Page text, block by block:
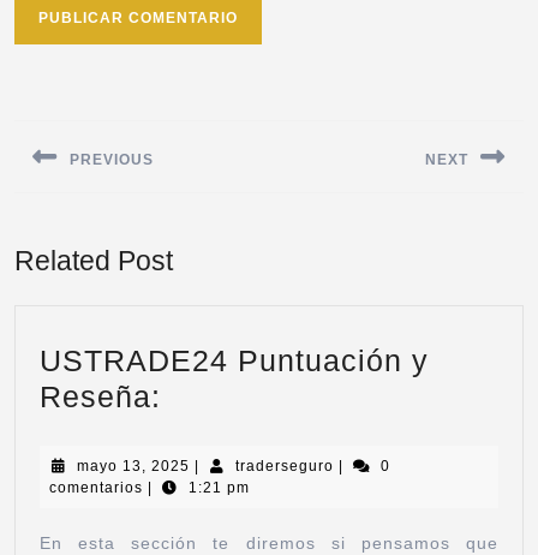
PREVIOUS NEXT
Related Post
USTRADE24 Puntuación y
Reseña:
mayo 13, 2025 traderseguro
0
comentarios
1:21 pm
En esta sección te diremos si pensamos que